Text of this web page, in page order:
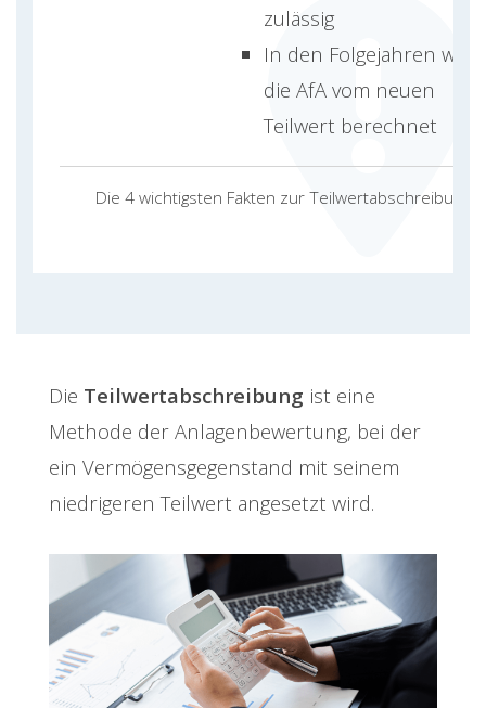
Die 4 wichtigsten Fakten zur Teilwertabschreibung
zulässig
In den Folgejahren wird
die AfA vom neuen
Teilwert berechnet
Die Teilwertabschreibung ist eine
Methode der Anlagenbewertung, bei der
ein Vermögensgegenstand mit seinem
niedrigeren Teilwert angesetzt wird.